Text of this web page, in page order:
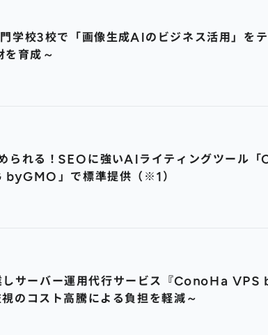
学校3校で「画像生成AIのビジネス活用」
育成～
られる！SEOに強いAIライティングツー
」で標準提供（※1）
サーバー運用代行サービス『ConoHa
のコスト高騰による負担を軽減～